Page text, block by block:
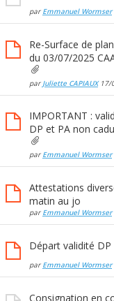
par Emmanuel Wormser
Re-Surface de
du 03/07/2025
par Juliette CAPIAUX17/
IMPORTANT :
DP et PA non
par Emmanuel Wormser
Attestations
matin au jo
par Emmanuel Wormser
Départ validité DP
par Emmanuel Wormser
Consignation en